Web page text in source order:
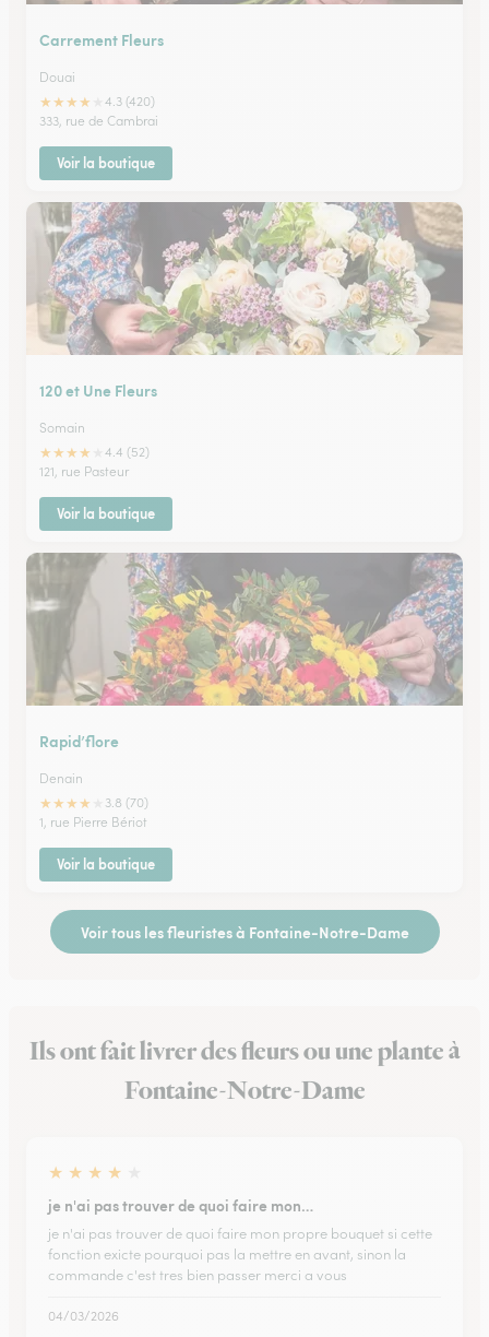
Carrement Fleurs
Douai
★★★★
4.3 (420)
333, rue de Cambrai
Voir la boutique
120 et Une Fleurs
Somain
★★★★
4.4 (52)
121, rue Pasteur
Voir la boutique
Rapid’flore
Denain
★★★★
3.8 (70)
1, rue Pierre Bériot
Voir la boutique
Voir tous les fleuristes à Fontaine-Notre-Dame
Ils ont fait livrer des fleurs ou une plante à
Fontaine-Notre-Dame
★ ★ ★ ★
je n'ai pas trouver de quoi faire mon…
je n'ai pas trouver de quoi faire mon propre bouquet si cette
fonction exicte pourquoi pas la mettre en avant, sinon la
commande c'est tres bien passer merci a vous
04/03/2026